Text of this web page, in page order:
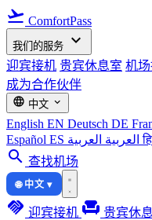
flight_takeoff ComfortPass
我们的服务 expand_more
迎宾接机 贵宾休息室 机
成为合作伙伴
language 中文 expand_more
English EN Deutsch DE
Español ES العربية العربية
search 查找机场
🌐 中文 ▾
handshake 迎宾接机 chair 贵宾休